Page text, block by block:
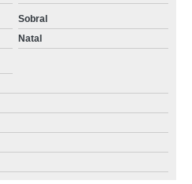
Sobral
Natal